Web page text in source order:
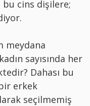
cins dişilere;
meydana
sayısında her
Dahası bu
erkek
seçilmemiş